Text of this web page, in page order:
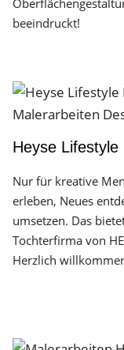
beeindruckt!
Heyse Lifestyle
Nur für kreative
erleben, Neues
umsetzen. Das
Tochterfirma von
Herzlich